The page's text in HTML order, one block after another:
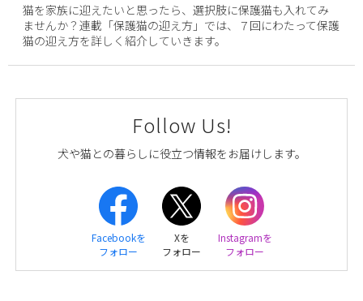
猫を家族に迎えたいと思ったら、選択肢に保護猫も入れてみ
ませんか？連載「保護猫の迎え方」では、７回にわたって保護
猫の迎え方を詳しく紹介していきます。
Follow Us!
犬や猫との暮らしに役立つ情報をお届けします。
Facebookを
フォロー
Xを
フォロー
Instagramを
フォロー